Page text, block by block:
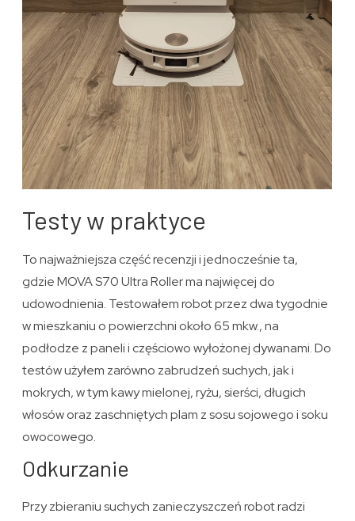
Testy w praktyce
To najważniejsza część recenzji i jednocześnie ta,
gdzie MOVA S70 Ultra Roller ma najwięcej do
udowodnienia. Testowałem robot przez dwa tygodnie
w mieszkaniu o powierzchni około 65 mkw., na
podłodze z paneli i częściowo wyłożonej dywanami. Do
testów użyłem zarówno zabrudzeń suchych, jak i
mokrych, w tym kawy mielonej, ryżu, sierści, długich
włosów oraz zaschniętych plam z sosu sojowego i soku
owocowego.
Odkurzanie
Przy zbieraniu suchych zanieczyszczeń robot radzi